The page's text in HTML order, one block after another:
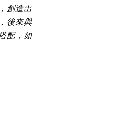
創造出
後來與
配，如